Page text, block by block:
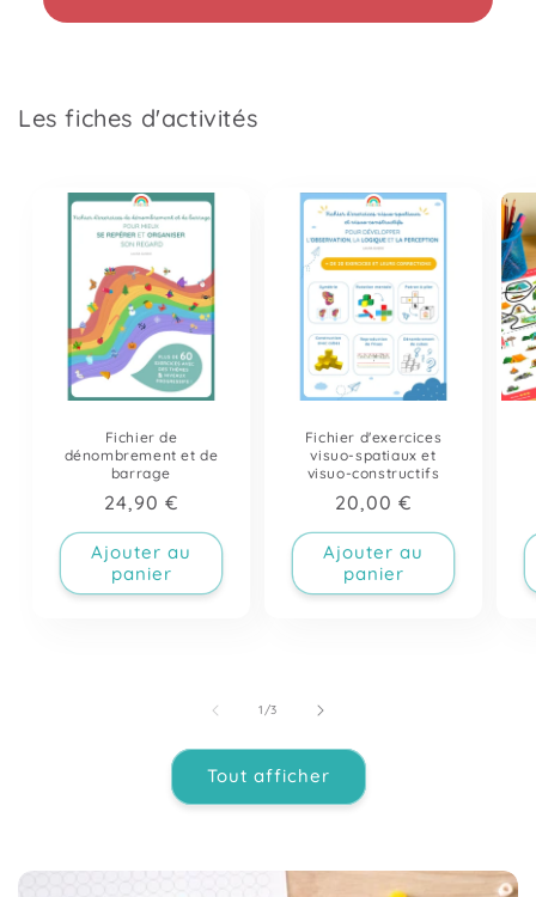
Les fiches d'activités
Fichier de
dénombrement et de
barrage
Prix
habituel
24,90 €
Ajouter au
panier
Fichier d'exercices
visuo-spatiaux et
visuo-constructifs
Prix
habituel
20,00 €
Ajouter au
panier
1 /de
3
Tout afficher